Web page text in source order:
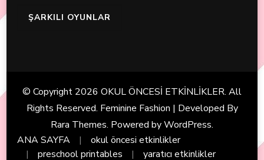
ŞARKILI OYUNLAR
© Copyright 2026 OKUL ÖNCESİ ETKİNLİKLER. All
Rights Reserved. Feminine Fashion | Developed By
Rara Themes. Powered byWordPress.
ANA SAYFA
okul öncesi etkinlikler
preschool printables
yaratıcı etkinlikler